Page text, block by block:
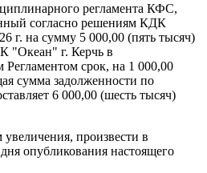
регламента КФС,
согласно решениям КДК
г. на сумму 5 000,00 (пять тысяч)
"Океан" г. Керчь в
срок, на 1 000,00
сумма задолженности по
6 000,00 (шесть тысяч)
произвести в
опубликования настоящего